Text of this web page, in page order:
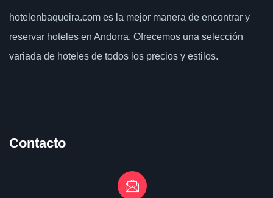
hotelenbaqueira.com es la mejor manera de encontrar y
reservar hoteles en Andorra. Ofrecemos una selección
variada de hoteles de todos los precios y estilos.
Contacto